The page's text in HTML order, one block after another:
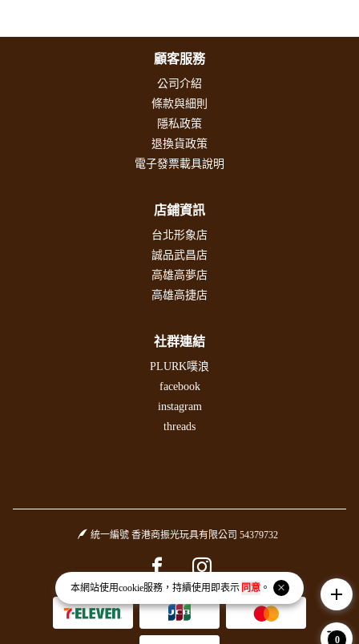
本網站使用cookie服務，持續使用即表示 同意。
顧客服務
公司介紹
條款與細則
隱私政策
退換貨政策
電子發票載具說明
店鋪資訊
台北形象店
誠品武昌店
高雄高夢店
高雄高捷店
社群連結
PLURK噗浪
facebook
instagram
threads
統一編號 香港商振光玩具有限公司 54379732
Facebook pageInstagram page
add
0